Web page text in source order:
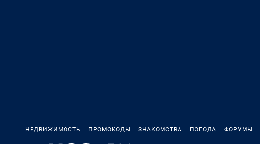
НЕДВИЖИМОСТЬ ПРОМОКОДЫ ЗНАКОМСТВА ПОГОДА ФОРУМЫ